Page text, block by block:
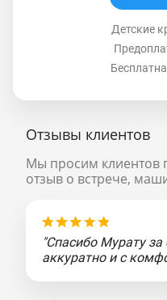
Детские
Отзывы клиентов
Мы просим клиентов
отзыв о встрече,
"Спасибо Мурату
аккуратно и с